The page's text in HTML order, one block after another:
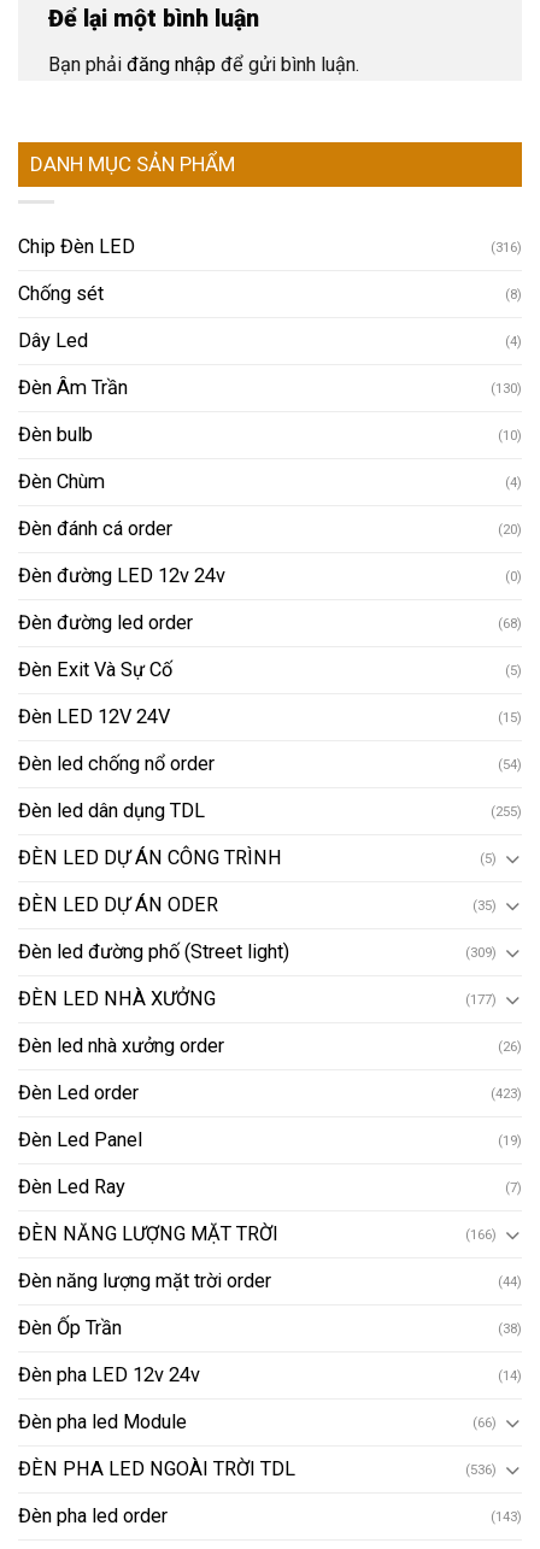
Để lại một bình luận
Bạn phải đăng nhập để gửi bình luận.
DANH MỤC SẢN PHẨM
Chip Đèn LED (316)
Chống sét (8)
Dây Led (4)
Đèn Âm Trần (130)
Đèn bulb (10)
Đèn Chùm (4)
Đèn đánh cá order (20)
Đèn đường LED 12v 24v (0)
Đèn đường led order (68)
Đèn Exit Và Sự Cố (5)
Đèn LED 12V 24V (15)
Đèn led chống nổ order (54)
Đèn led dân dụng TDL (255)
ĐÈN LED DỰ ÁN CÔNG TRÌNH (5)
ĐÈN LED DỰ ÁN ODER (35)
Đèn led đường phố (Street light) (309)
ĐÈN LED NHÀ XƯỞNG (177)
Đèn led nhà xưởng order (26)
Đèn Led order (423)
Đèn Led Panel (19)
Đèn Led Ray (7)
ĐÈN NĂNG LƯỢNG MẶT TRỜI (166)
Đèn năng lượng mặt trời order (44)
Đèn Ốp Trần (38)
Đèn pha LED 12v 24v (14)
Đèn pha led Module (66)
ĐÈN PHA LED NGOÀI TRỜI TDL (536)
Đèn pha led order (143)